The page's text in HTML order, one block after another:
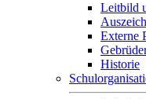
Leitbild
Externe
Historie